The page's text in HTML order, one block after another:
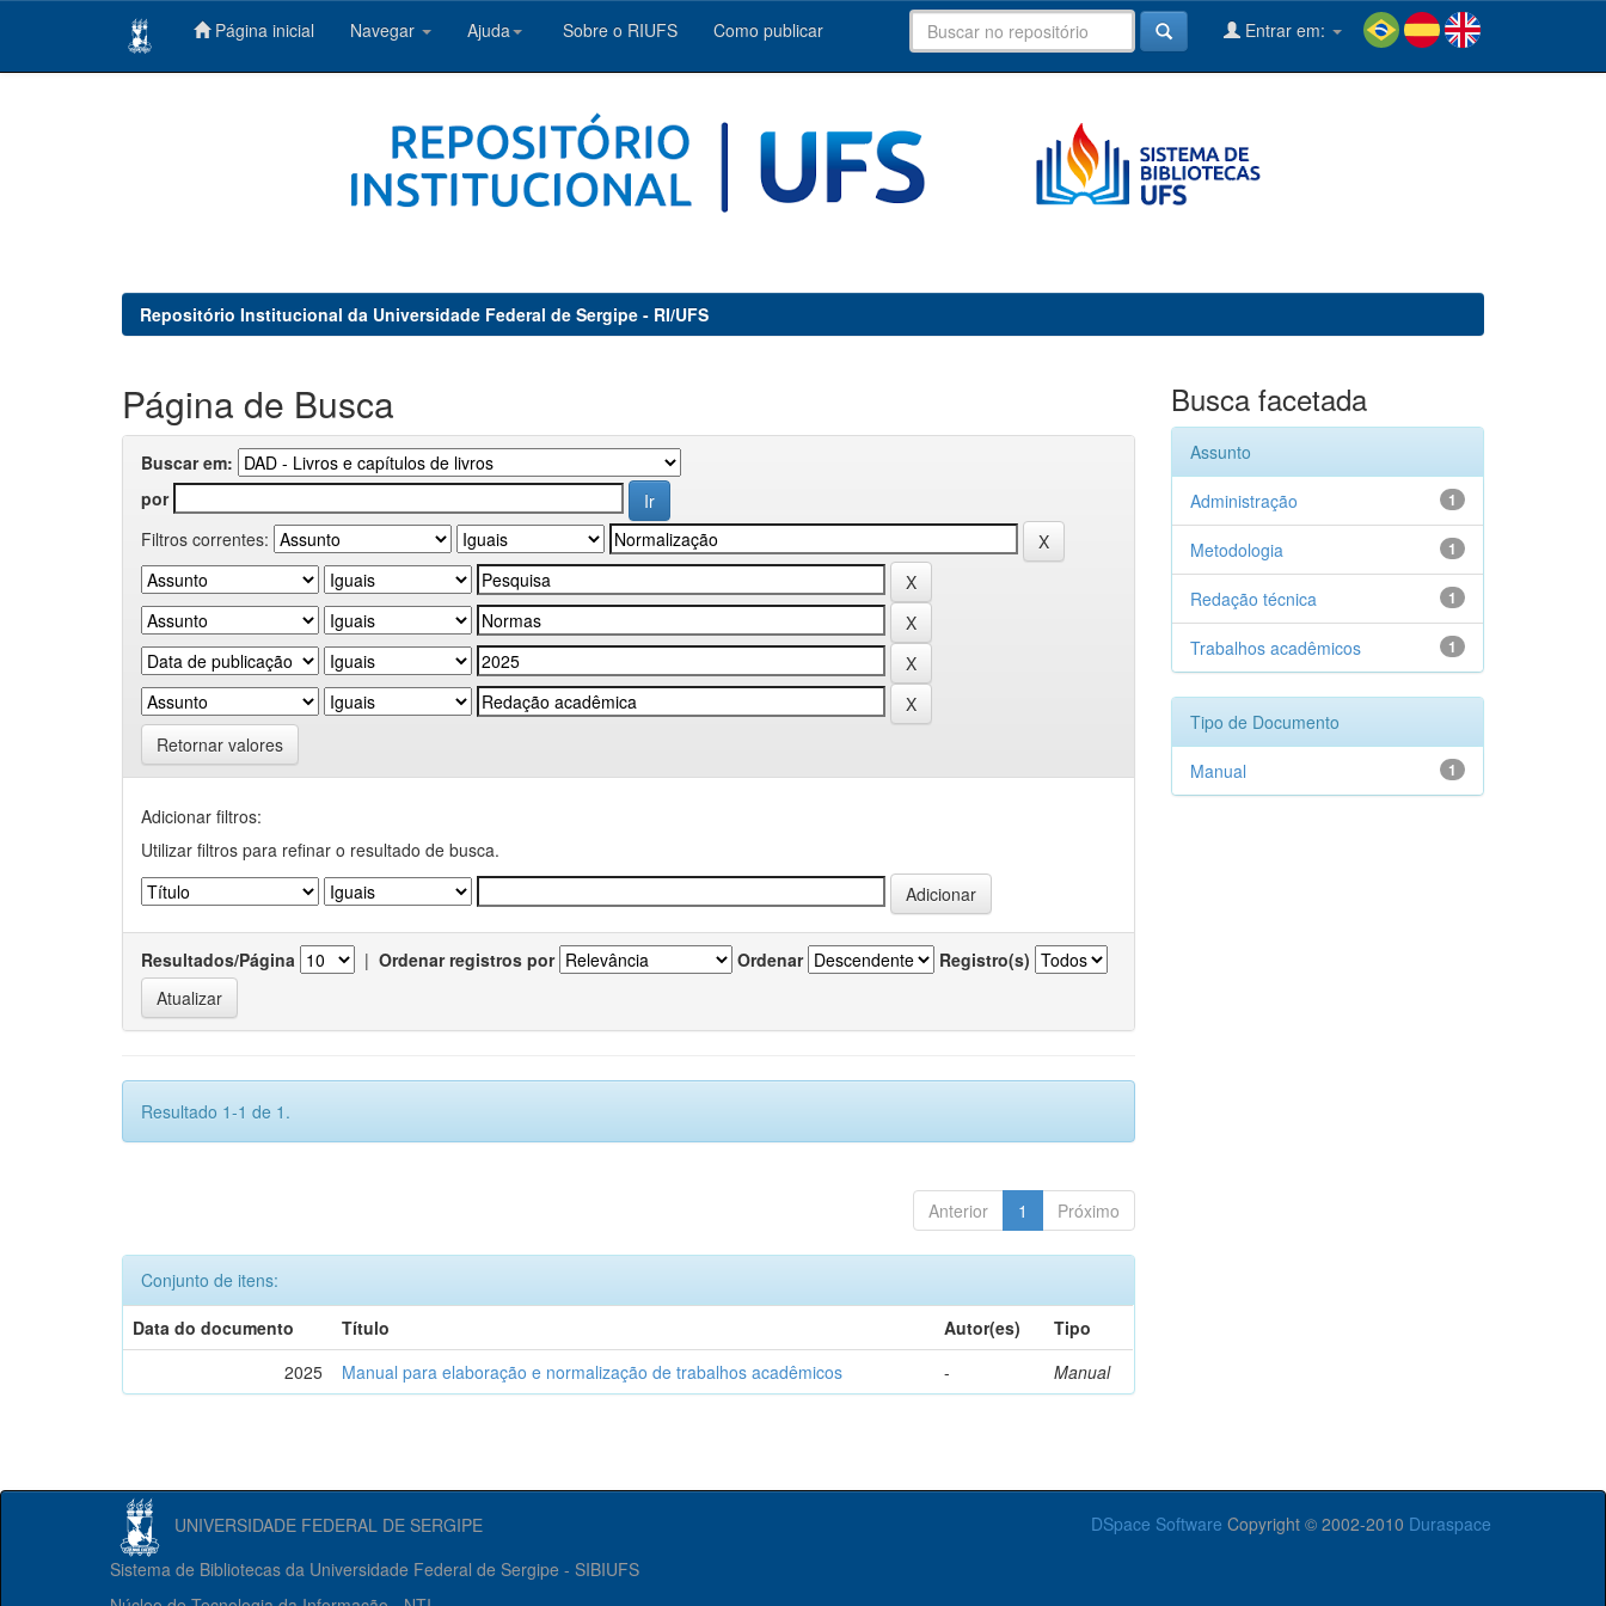
Página inicial Navegar Ajuda Sobre o RIUFS Como publicar Entrar em:
Repositório Institucional da Universidade Federal de Sergipe - RI/UFS
Página de Busca
Buscar em:
por
Filtros correntes:
Retornar valores
Adicionar filtros:
Utilizar filtros para refinar o resultado de busca.
Resultados/Página | Ordenar registros por Ordenar Registro(s)
Resultado 1-1 de 1.
Anterior 1 Próximo
Conjunto de itens:
Data do documento
Título Autor(es)
Tipo
2025
Manual para elaboração e normalização de trabalhos acadêmicos - Manual
Busca facetada
Assunto
1
Administração
1
Metodologia
1
Redação técnica
1
Trabalhos acadêmicos
Tipo de Documento
1
Manual
UNIVERSIDADE FEDERAL DE SERGIPE DSpace Software Copyright © 2002-2010 Duraspace
Sistema de Bibliotecas da Universidade Federal de Sergipe - SIBIUFS